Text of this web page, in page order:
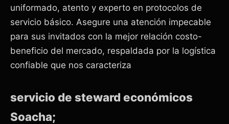
uniformado, atento y experto en protocolos de
servicio básico. Asegure una atención impecable
para sus invitados con la mejor relación costo-
beneficio del mercado, respaldada por la logística
confiable que nos caracteriza
servicio de steward económicos
Soacha;